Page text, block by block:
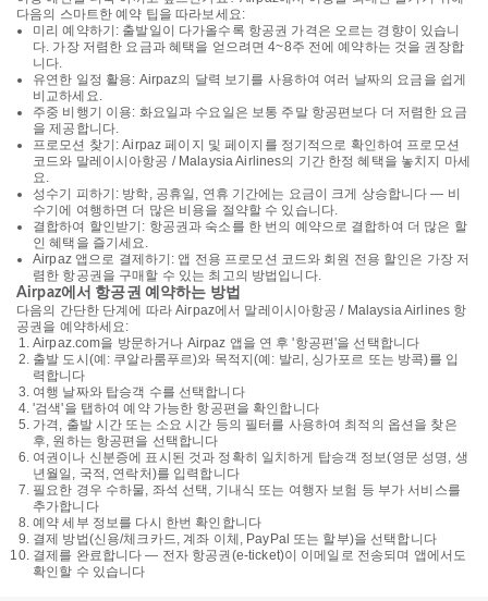
다음의 스마트한 예약 팁을 따라보세요:
미리 예약하기: 출발일이 다가올수록 항공권 가격은 오르는 경향이 있습니
다. 가장 저렴한 요금과 혜택을 얻으려면 4~8주 전에 예약하는 것을 권장합
니다.
유연한 일정 활용: Airpaz의 달력 보기를 사용하여 여러 날짜의 요금을 쉽게
비교하세요.
주중 비행기 이용: 화요일과 수요일은 보통 주말 항공편보다 더 저렴한 요금
을 제공합니다.
프로모션 찾기: Airpaz 페이지 및 페이지를 정기적으로 확인하여 프로모션
코드와 말레이시아항공 / Malaysia Airlines의 기간 한정 혜택을 놓치지 마세
요.
성수기 피하기: 방학, 공휴일, 연휴 기간에는 요금이 크게 상승합니다 — 비
수기에 여행하면 더 많은 비용을 절약할 수 있습니다.
결합하여 할인받기: 항공권과 숙소를 한 번의 예약으로 결합하여 더 많은 할
인 혜택을 즐기세요.
Airpaz 앱으로 결제하기: 앱 전용 프로모션 코드와 회원 전용 할인은 가장 저
렴한 항공권을 구매할 수 있는 최고의 방법입니다.
Airpaz에서 항공권 예약하는 방법
다음의 간단한 단계에 따라 Airpaz에서 말레이시아항공 / Malaysia Airlines 항
공권을 예약하세요:
Airpaz.com을 방문하거나 Airpaz 앱을 연 후 '항공편'을 선택합니다
출발 도시(예: 쿠알라룸푸르)와 목적지(예: 발리, 싱가포르 또는 방콕)를 입
력합니다
여행 날짜와 탑승객 수를 선택합니다
'검색'을 탭하여 예약 가능한 항공편을 확인합니다
가격, 출발 시간 또는 소요 시간 등의 필터를 사용하여 최적의 옵션을 찾은
후, 원하는 항공편을 선택합니다
여권이나 신분증에 표시된 것과 정확히 일치하게 탑승객 정보(영문 성명, 생
년월일, 국적, 연락처)를 입력합니다
필요한 경우 수하물, 좌석 선택, 기내식 또는 여행자 보험 등 부가 서비스를
추가합니다
예약 세부 정보를 다시 한번 확인합니다
결제 방법(신용/체크카드, 계좌 이체, PayPal 또는 할부)을 선택합니다
결제를 완료합니다 — 전자 항공권(e-ticket)이 이메일로 전송되며 앱에서도
확인할 수 있습니다